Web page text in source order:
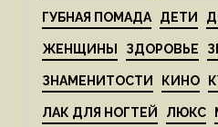
ГУБНАЯ ПОМАДА ДЕТИ
ЖЕНЩИНЫ ЗДОРОВЬЕ
ЗНАМЕНИТОСТИ КИНО
ЛАК ДЛЯ НОГТЕЙ ЛЮКС